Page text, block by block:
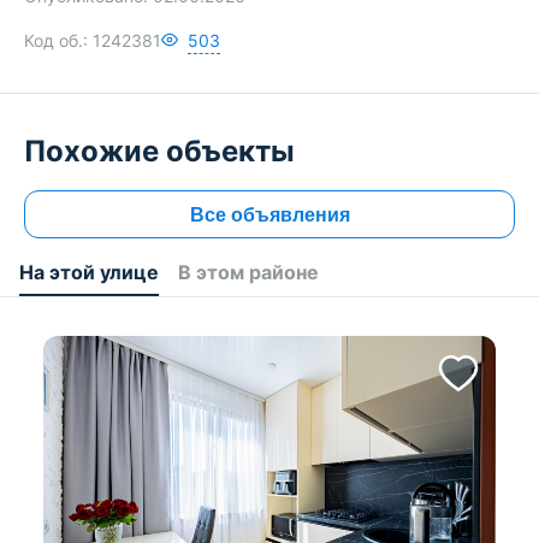
Код об.: 1242381 503
Похожие объекты
Все объявления
На этой улице В этом районе